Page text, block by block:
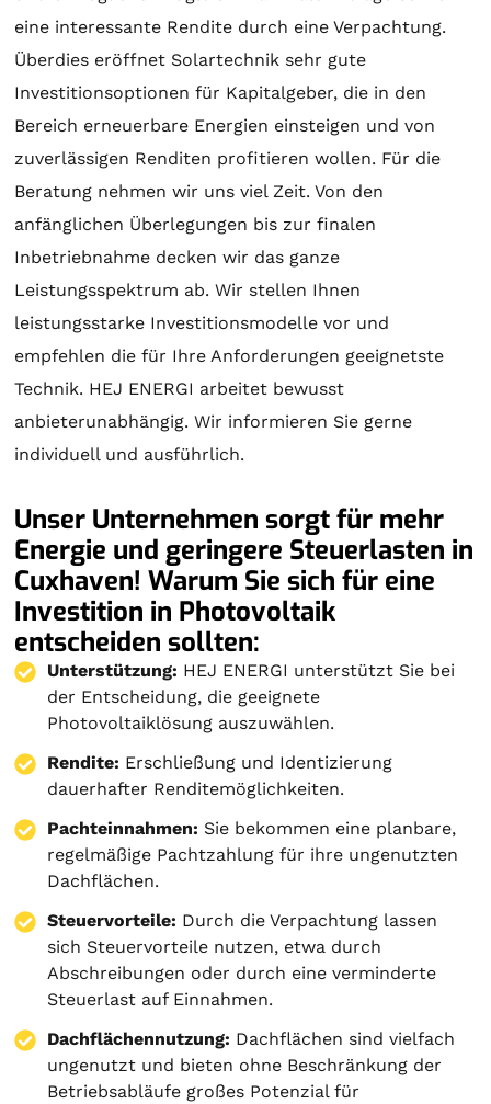
eine interessante Rendite durch eine Verpachtung.
Überdies eröffnet Solartechnik sehr gute
Investitionsoptionen für Kapitalgeber, die in den
Bereich erneuerbare Energien einsteigen und von
zuverlässigen Renditen profitieren wollen. Für die
Beratung nehmen wir uns viel Zeit. Von den
anfänglichen Überlegungen bis zur finalen
Inbetriebnahme decken wir das ganze
Leistungsspektrum ab. Wir stellen Ihnen
leistungsstarke Investitionsmodelle vor und
empfehlen die für Ihre Anforderungen geeignetste
Technik. HEJ ENERGI arbeitet bewusst
anbieterunabhängig. Wir informieren Sie gerne
individuell und ausführlich.
Unser Unternehmen sorgt für mehr
Energie und geringere Steuerlasten in
Cuxhaven! Warum Sie sich für eine
Investition in Photovoltaik
entscheiden sollten:
Unterstützung: HEJ ENERGI unterstützt Sie bei
der Entscheidung, die geeignete
Photovoltaiklösung auszuwählen.
Rendite: Erschließung und Identizierung
dauerhafter Renditemöglichkeiten.
Pachteinnahmen: Sie bekommen eine planbare,
regelmäßige Pachtzahlung für ihre ungenutzten
Dachflächen.
Steuervorteile: Durch die Verpachtung lassen
sich Steuervorteile nutzen, etwa durch
Abschreibungen oder durch eine verminderte
Steuerlast auf Einnahmen.
Dachflächennutzung: Dachflächen sind vielfach
ungenutzt und bieten ohne Beschränkung der
Betriebsabläufe großes Potenzial für